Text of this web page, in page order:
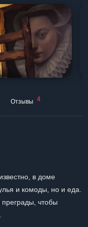
Отзывы 4
в доме
и комоды, но и еда.
чтобы